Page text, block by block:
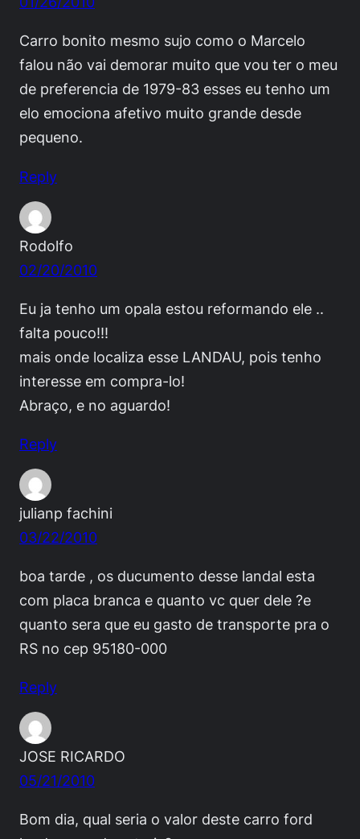
Carro bonito mesmo sujo como o Marcelo
falou não vai demorar muito que vou ter o meu
de preferencia de 1979-83 esses eu tenho um
elo emociona afetivo muito grande desde
pequeno.
Reply
Rodolfo
02/20/2010
Eu ja tenho um opala estou reformando ele ..
falta pouco!!!
mais onde localiza esse LANDAU, pois tenho
interesse em compra-lo!
Abraço, e no aguardo!
Reply
julianp fachini
03/22/2010
boa tarde , os ducumento desse landal esta
com placa branca e quanto vc quer dele ?e
quanto sera que eu gasto de transporte pra o
RS no cep 95180-000
Reply
JOSE RICARDO
05/21/2010
Bom dia, qual seria o valor deste carro ford